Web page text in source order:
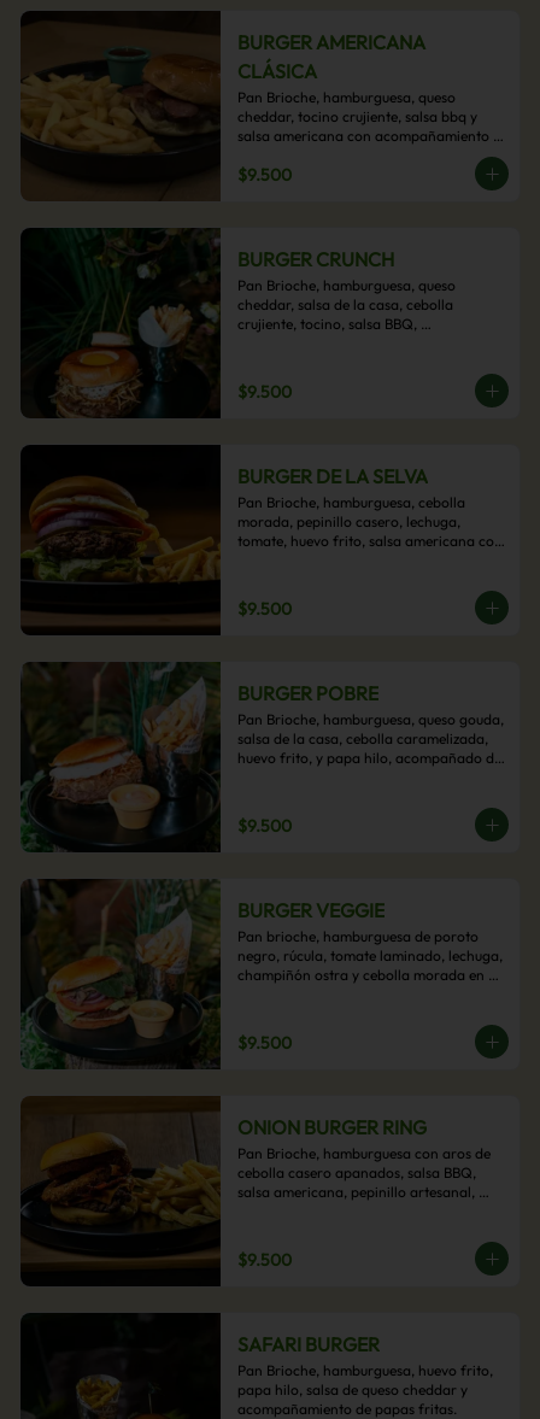
BURGER AMERICANA
CLÁSICA
Pan Brioche, hamburguesa, queso
cheddar, tocino crujiente, salsa bbq y
salsa americana con acompañamiento
$9.500
BURGER CRUNCH
Pan Brioche, hamburguesa, queso
cheddar, salsa de la casa, cebolla
crujiente, tocino, salsa BBQ,
$9.500
BURGER DE LA SELVA
Pan Brioche, hamburguesa, cebolla
morada, pepinillo casero, lechuga,
tomate, huevo frito, salsa americana con
$9.500
BURGER POBRE
Pan Brioche, hamburguesa, queso gouda,
salsa de la casa, cebolla caramelizada,
huevo frito, y papa hilo, acompañado de
$9.500
BURGER VEGGIE
Pan brioche, hamburguesa de poroto
negro, rúcula, tomate laminado, lechuga,
champiñón ostra y cebolla morada en
$9.500
ONION BURGER RING
Pan Brioche, hamburguesa con aros de
cebolla casero apanados, salsa BBQ,
salsa americana, pepinillo artesanal,
papas fritas.
$9.500
SAFARI BURGER
Pan Brioche, hamburguesa, huevo frito,
papa hilo, salsa de queso cheddar y
acompañamiento de papas fritas.